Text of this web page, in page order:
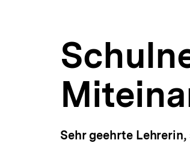
o
n
Sehr geehrte